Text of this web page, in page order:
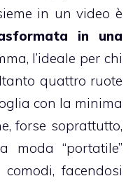
in un video è
in una
l’ideale per chi
quattro ruote
con la minima
forse soprattutto,
“portatile”
facendosi